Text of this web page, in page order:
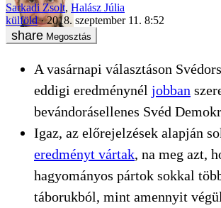
Sarkadi Zsolt, Halász Júlia
külföld
2018. szeptember 11. 8:52
Megosztás
A vasárnapi választáson
eddigi eredménynél jobban
bevándorásellenes Svéd
Igaz, az előrejelzések alapján
eredményt vártak, na meg azt,
hagyományos pártok sokkal
táborukból, mint amennyit